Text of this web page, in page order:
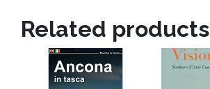
Related products